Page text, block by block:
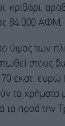
κριθάρι,
84.000 ΑΦΜ.
το ύψος των
στους
εκατ. ευρώ
τα
τα ποσά την